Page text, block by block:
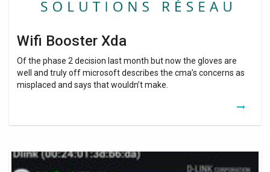
Wifi Booster Xda
Of the phase 2 decision last month but now the gloves are
well and truly off microsoft describes the cma’s concerns as
misplaced and says that wouldn’t make.
Android
Wifi